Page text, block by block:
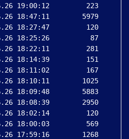
19:00:12         223
18:47:11        5979
18:27:47         120
18:25:26          87
18:22:11         281
18:14:39         151
18:11:02         167
18:10:11        1025
18:09:48        5883
18:08:39        2950
18:02:14         120
18:00:03         569
17:59:16        1268